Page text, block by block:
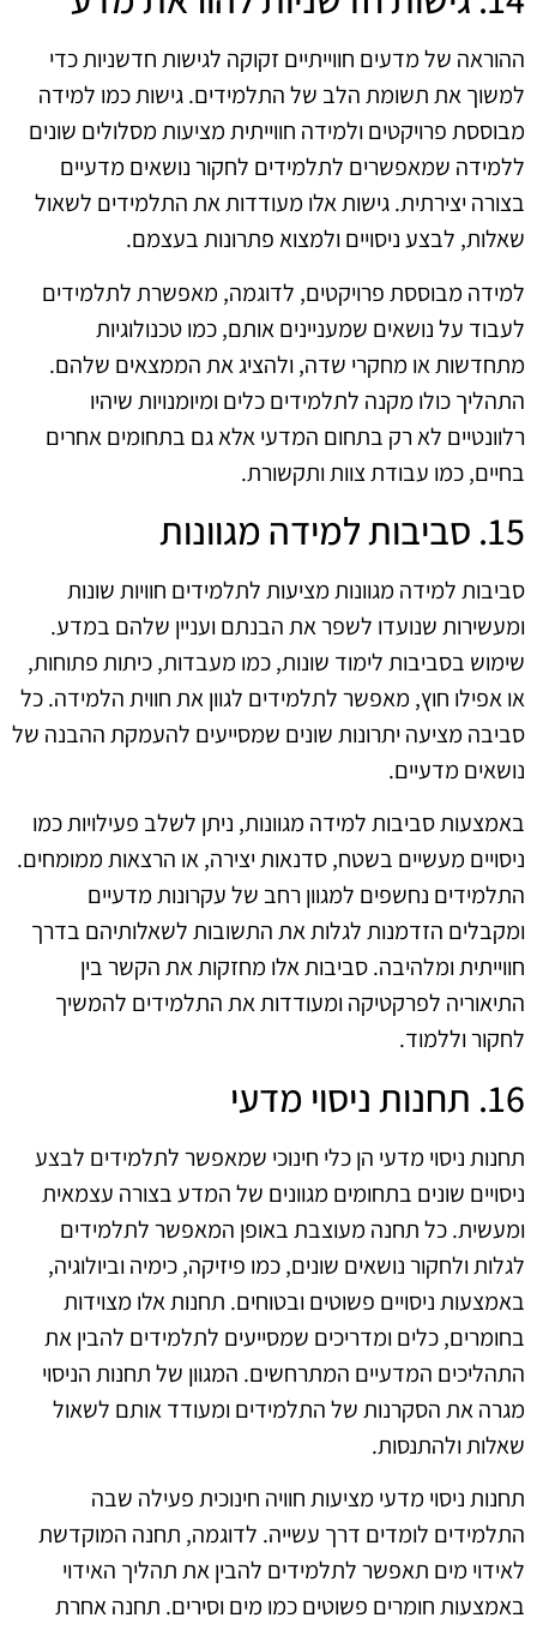
ההוראה של מדעים חווייתיים זקוקה לגישות חדשניות כדי
למשוך את תשומת הלב של התלמידים. גישות כמו למידה
מבוססת פרויקטים ולמידה חווייתית מציעות מסלולים שונים
ללמידה שמאפשרים לתלמידים לחקור נושאים מדעיים
בצורה יצירתית. גישות אלו מעודדות את התלמידים לשאול
שאלות, לבצע ניסויים ולמצוא פתרונות בעצמם.
למידה מבוססת פרויקטים, לדוגמה, מאפשרת לתלמידים
לעבוד על נושאים שמעניינים אותם, כמו טכנולוגיות
מתחדשות או מחקרי שדה, ולהציג את הממצאים שלהם.
התהליך כולו מקנה לתלמידים כלים ומיומנויות שיהיו
רלוונטיים לא רק בתחום המדעי אלא גם בתחומים אחרים
בחיים, כמו עבודת צוות ותקשורת.
15. סביבות למידה מגוונות
סביבות למידה מגוונות מציעות לתלמידים חוויות שונות
ומעשירות שנועדו לשפר את הבנתם ועניין שלהם במדע.
שימוש בסביבות לימוד שונות, כמו מעבדות, כיתות פתוחות,
או אפילו חוץ, מאפשר לתלמידים לגוון את חווית הלמידה. כל
סביבה מציעה יתרונות שונים שמסייעים להעמקת ההבנה של
נושאים מדעיים.
באמצעות סביבות למידה מגוונות, ניתן לשלב פעילויות כמו
ניסויים מעשיים בשטח, סדנאות יצירה, או הרצאות ממומחים.
התלמידים נחשפים למגוון רחב של עקרונות מדעיים
ומקבלים הזדמנות לגלות את התשובות לשאלותיהם בדרך
חווייתית ומלהיבה. סביבות אלו מחזקות את הקשר בין
התיאוריה לפרקטיקה ומעודדות את התלמידים להמשיך
לחקור וללמוד.
16. תחנות ניסוי מדעי
תחנות ניסוי מדעי הן כלי חינוכי שמאפשר לתלמידים לבצע
ניסויים שונים בתחומים מגוונים של המדע בצורה עצמאית
ומעשית. כל תחנה מעוצבת באופן המאפשר לתלמידים
לגלות ולחקור נושאים שונים, כמו פיזיקה, כימיה וביולוגיה,
באמצעות ניסויים פשוטים ובטוחים. תחנות אלו מצוידות
בחומרים, כלים ומדריכים שמסייעים לתלמידים להבין את
התהליכים המדעיים המתרחשים. המגוון של תחנות הניסוי
מגרה את הסקרנות של התלמידים ומעודד אותם לשאול
שאלות ולהתנסות.
תחנות ניסוי מדעי מציעות חוויה חינוכית פעילה שבה
התלמידים לומדים דרך עשייה. לדוגמה, תחנה המוקדשת
לאידוי מים תאפשר לתלמידים להבין את תהליך האידוי
באמצעות חומרים פשוטים כמו מים וסירים. תחנה אחרת